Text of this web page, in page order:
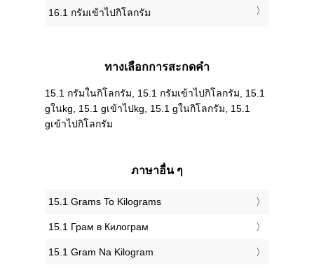
16.1 กรัมเข้าไปกิโลกรัม
ทางเลือกการสะกดคำ
15.1 กรัมในกิโลกรัม, 15.1 กรัมเข้าไปกิโลกรัม, 15.1
gในkg, 15.1 gเข้าไปkg, 15.1 gในกิโลกรัม, 15.1
gเข้าไปกิโลกรัม
ภาษาอื่น ๆ
‎15.1 Grams To Kilograms
‎15.1 Грам в Килограм
‎15.1 Gram Na Kilogram